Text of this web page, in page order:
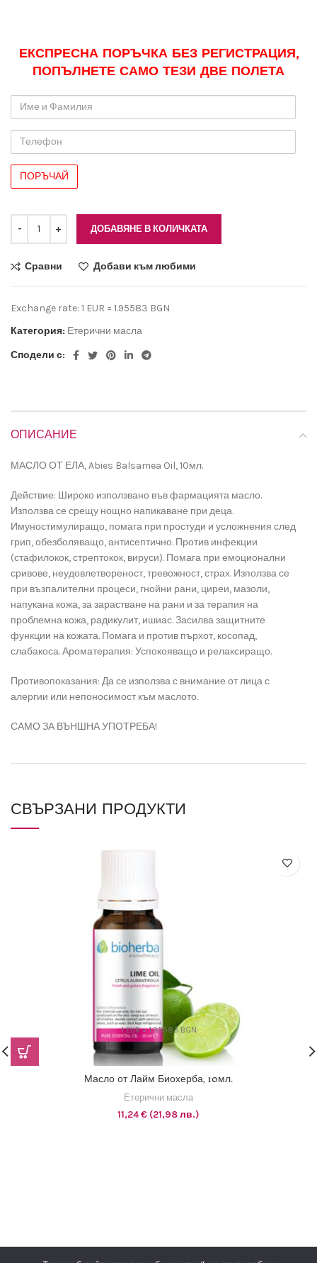
ЕКСПРЕСНА ПОРЪЧКА БЕЗ РЕГИСТРАЦИЯ,
ПОПЪЛНЕТЕ САМО ТЕЗИ ДВЕ ПОЛЕТА
Име
и
Фамилия
Телефон
ДОБАВЯНЕ В КОЛИЧКАТА
Сравни Добави към любими
Exchange rate: 1 EUR = 1.95583 BGN
Категория: Етерични масла
Сподели с:
ОПИСАНИЕ
МАСЛО ОТ ЕЛА, Abies Balsamea Oil, 10мл.
Действие: Широко използвано във фармацията масло.
Използва се срещу нощно напикаване при деца.
Имуностимулиращо, помага при простуди и усложнения след
грип, обезболяващо, антисептично. Против инфекции
(стафилокок, стрептокок, вируси). Помага при емоционални
сривове, неудовлетвореност, тревожност, страх. Използва се
при възпалителни процеси, гнойни рани, циреи, мазоли,
напукана кожа, за зарастване на рани и за терапия на
проблемна кожа, радикулит, ишиас. Засилва защитните
функции на кожата. Помага и против пърхот, косопад,
слабакоса. Ароматерапия: Успокояващо и релаксиращо.
Проти­вопоказания: Да се използва с внимание от лица с
алергии или непоносимост към маслото.
САМО ЗА ВЪНШНА УПОТРЕБА!
СВЪРЗАНИ ПРОДУКТИ
1 EUR = 1.95583 BGN
Масло от Лайм Биохерба, 10мл.
Етерични масла
11,24€ (21,98 лв.)